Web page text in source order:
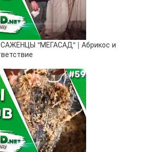
"МЕГАСАД" | Абрикос и